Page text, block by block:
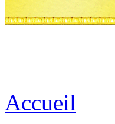
Accueil